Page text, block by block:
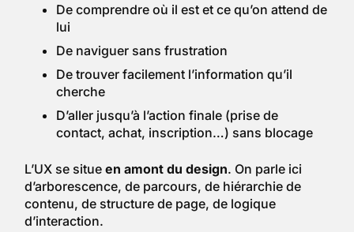
De comprendre où il est et ce qu’on attend de
lui
De naviguer sans frustration
De trouver facilement l’information qu’il
cherche
D’aller jusqu’à l’action finale (prise de
contact, achat, inscription…) sans blocage
L’UX se situeen amont du design. On parle ici
d’arborescence, de parcours, de hiérarchie de
contenu, de structure de page, de logique
d’interaction.